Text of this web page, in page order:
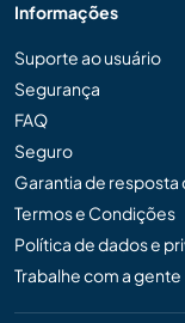
Informações
Suporte ao usuário
Segurança
FAQ
Seguro
Garantia de resposta
Termos e Condições
Política de dados e
Trabalhe com a gente